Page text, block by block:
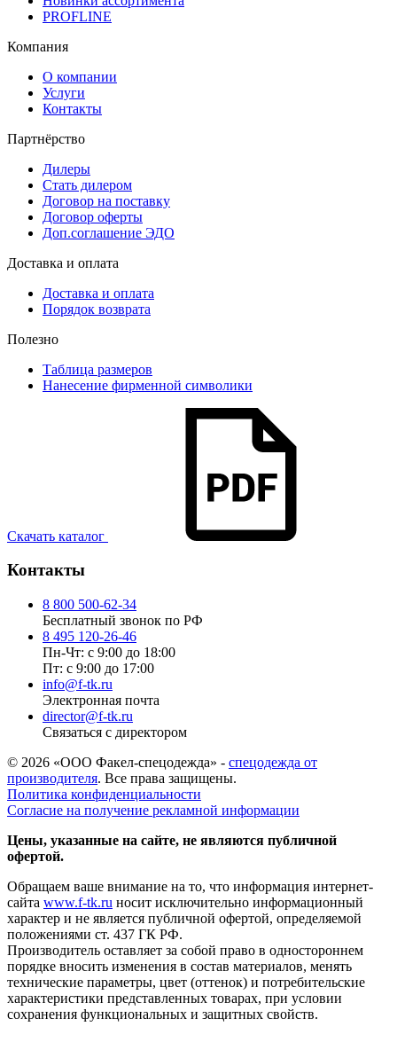
PROFLINE
Компания
О компании
Услуги
Контакты
Партнёрство
Дилеры
Стать дилером
Договор на поставку
Договор оферты
Доп.соглашение ЭДО
Доставка и оплата
Доставка и оплата
Порядок возврата
Полезно
Таблица размеров
Нанесение фирменной символики
Скачать каталог
Контакты
8 800 500-62-34
Бесплатный звонок по РФ
8 495 120-26-46
Пн-Чт: с 9:00 до 18:00
Пт: с 9:00 до 17:00
info@f-tk.ru
Электронная почта
director@f-tk.ru
Связаться с директором
© 2026 «ООО Факел-спецодежда» - спецодежда от
производителя. Все права защищены.
Политика конфиденциальности
Согласие на получение рекламной информации
Цены, указанные на сайте, не являются публичной
офертой.
Обращаем ваше внимание на то, что информация интернет-
сайта www.f-tk.ru носит исключительно информационный
характер и не является публичной офертой, определяемой
положениями ст. 437 ГК РФ.
Производитель оставляет за собой право в одностороннем
порядке вносить изменения в состав материалов, менять
технические параметры, цвет (оттенок) и потребительские
характеристики представленных товарах, при условии
сохранения функциональных и защитных свойств.